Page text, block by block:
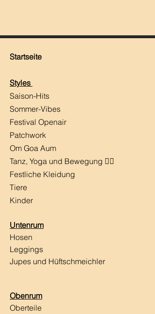
Startseite
Styles
Saison-Hits
​Sommer-Vibes
Festival Openair
Patchwork
Om Goa Aum
Tanz, Yoga und Bewegung 🧘‍♀️
Festliche Kleidung
Tiere
Kinder
Untenrum
Hosen
Leggings
Jupes und Hüftschmeichler
Obenrum
Oberteile